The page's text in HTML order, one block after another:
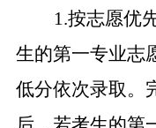
1.按志愿优
生的第一专业志
低分依次录取。